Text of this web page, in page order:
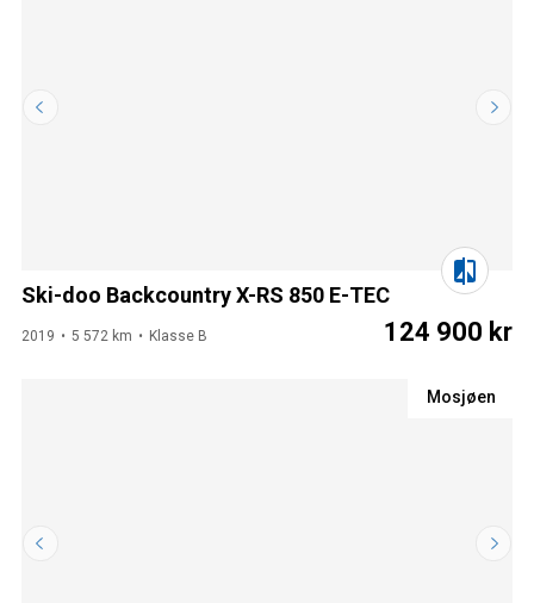
Ski-doo Backcountry X-RS 850 E-TEC
2019 5 572 km Klasse B 124 900 kr
Mosjøen